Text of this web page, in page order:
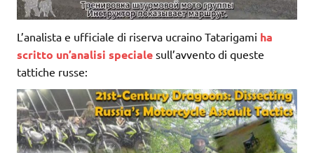
L’analista e ufficiale di riserva ucraino Tatarigami ha
scritto un’analisi speciale sull’avvento di queste
tattiche russe: